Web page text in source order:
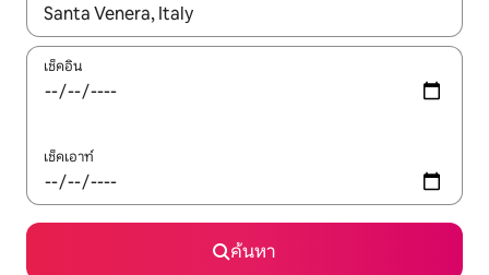
ใช้ลูกศรขึ้นลง หรือใช้การสัมผัสหรือปัด เพื่อสำรวจผลการค้นหา
เช็คอิน
เช็คเอาท์
ค้นหา